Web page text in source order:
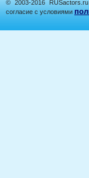
© 2003-2016
согласие с условиями